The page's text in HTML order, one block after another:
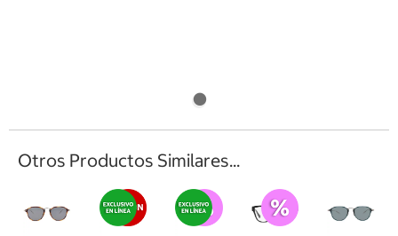
Otros Productos Similares...